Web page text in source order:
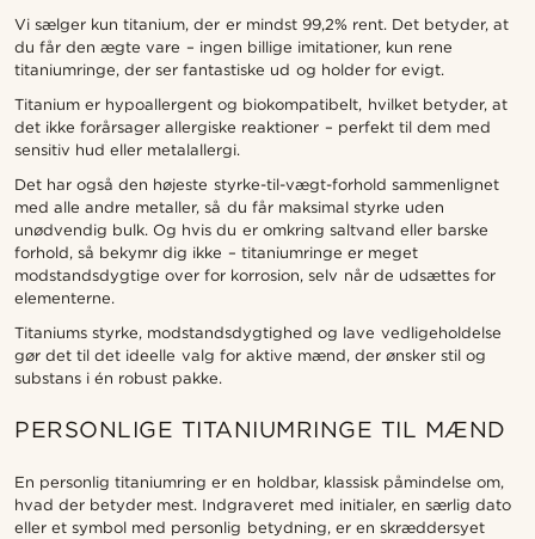
Vi sælger kun titanium, der er mindst 99,2% rent. Det betyder, at
du får den ægte vare – ingen billige imitationer, kun rene
titaniumringe, der ser fantastiske ud og holder for evigt.
Titanium er hypoallergent og biokompatibelt, hvilket betyder, at
det ikke forårsager allergiske reaktioner – perfekt til dem med
sensitiv hud eller metalallergi.
Det har også den højeste styrke-til-vægt-forhold sammenlignet
med alle andre metaller, så du får maksimal styrke uden
unødvendig bulk. Og hvis du er omkring saltvand eller barske
forhold, så bekymr dig ikke – titaniumringe er meget
modstandsdygtige over for korrosion, selv når de udsættes for
elementerne.
Titaniums styrke, modstandsdygtighed og lave vedligeholdelse
gør det til det ideelle valg for aktive mænd, der ønsker stil og
substans i én robust pakke.
PERSONLIGE TITANIUMRINGE TIL MÆND
En personlig titaniumring er en holdbar, klassisk påmindelse om,
hvad der betyder mest. Indgraveret med initialer, en særlig dato
eller et symbol med personlig betydning, er en skræddersyet